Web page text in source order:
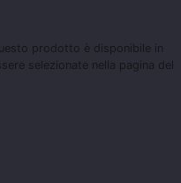
prodotto è disponibile in
selezionate nella pagina del